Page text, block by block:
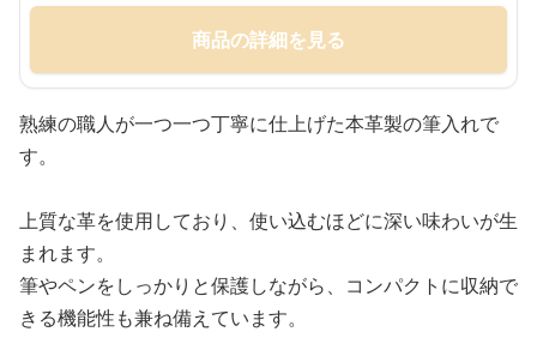
商品の詳細を見る
熟練の職人が一つ一つ丁寧に仕上げた本革製の筆入れで
す。
上質な革を使用しており、使い込むほどに深い味わいが生
まれます。
筆やペンをしっかりと保護しながら、コンパクトに収納で
きる機能性も兼ね備えています。